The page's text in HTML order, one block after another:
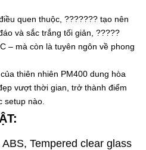
quen thuộc, ??????? tạo nên
và sắc trắng tối giản, ?????
– mà còn là tuyên ngôn về phong
thiên nhiên PM400 dung hòa
vượt thời gian, trở thành điểm
setup nào.
Tempered clear glass